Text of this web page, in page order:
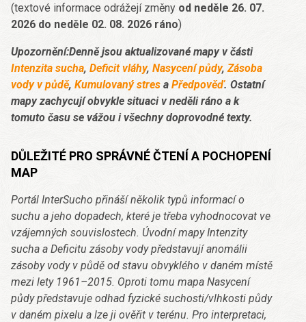
(textové informace odrážejí změny od neděle 26. 07.
2026 do neděle 02. 08. 2026 ráno)
Upozornění:Denně jsou aktualizované mapy v části
Intenzita sucha, Deficit vláhy, Nasycení půdy, Zásoba
vody v půdě, Kumulovaný stres a Předpověď. Ostatní
mapy zachycují obvykle situaci v neděli ráno a k
tomuto času se vážou i všechny doprovodné texty.
DŮLEŽITÉ PRO SPRÁVNÉ ČTENÍ A POCHOPENÍ
MAP
Portál InterSucho přináší několik typů informací o
suchu a jeho dopadech, které je třeba vyhodnocovat ve
vzájemných souvislostech. Úvodní mapy Intenzity
sucha a Deficitu zásoby vody představují anomálii
zásoby vody v půdě od stavu obvyklého v daném místě
mezi lety 1961–2015. Oproti tomu mapa Nasycení
půdy představuje odhad fyzické suchosti/vlhkosti půdy
v daném pixelu a lze ji ověřit v terénu. Pro interpretaci,